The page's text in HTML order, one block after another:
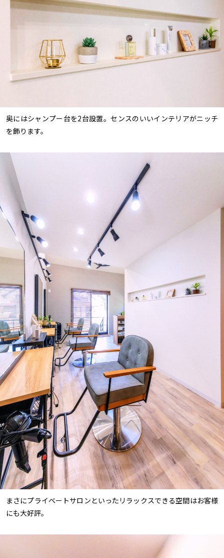
奥にはシャンプー台を2台設置。センスのいいインテリアがニッチ
を飾ります。
まさにプライベートサロンといったリラックスできる空間はお客様
にも大好評。